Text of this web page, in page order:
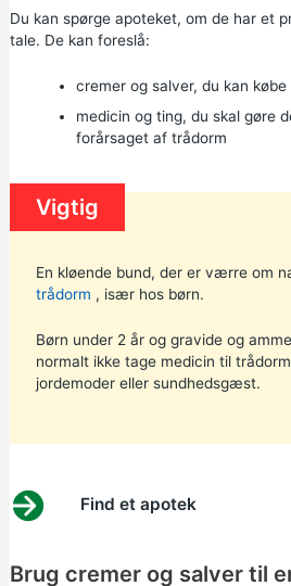
Du kan spørge apoteket, om de har et
tale. De kan foreslå:
cremer og salver, du kan
medicin og ting, du skal gøre
forårsaget af trådorm
Vigtig
En kløende bund, der er værre om
trådorm , især hos børn.
Børn under 2 år og gravide og
normalt ikke tage medicin til
jordemoder eller sundhedsgæst.
Find et apotek
Brug cremer og salver til